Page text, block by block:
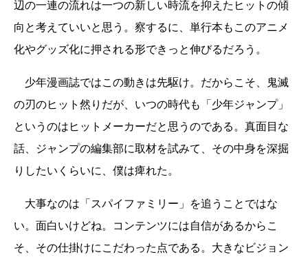
辺の一連の流れは一つの新しい時流を抑えたヒットの傾
向と考えていいと思う。察するに、単行本もこのアニメ
化やグッズ化に押される形できっと伸びるだろう。
少年漫画誌ではこの動きは先駆け。だからこそ、鬼滅
の刃のヒット然りだが、いつの時代も「少年ジャンプ」
というのはヒットメーカーだと思うのである。真面目な
話、ジャンプの編集部に取材を試みて、その中身を深掘
りしたいくらいに、僕は痺れた。
大事なのは「スパイファミリー」を追うことではな
い。面白いけどね。コンテンツには自信があるからこ
そ、その仕掛けにこだわった点である。大きなビジョン